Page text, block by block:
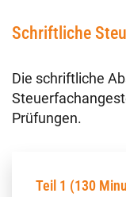
Schriftliche
Die schriftliche
Prüfungen.
Teil 1 (130